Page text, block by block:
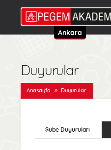
Ankara
Duyurular
Anasayfa Duyurular
Şube Duyuruları